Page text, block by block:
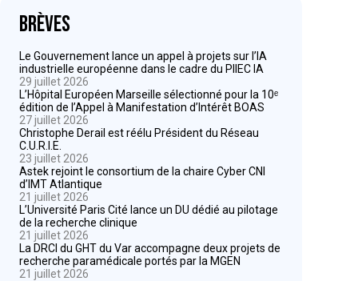
Brèves
Le Gouvernement lance un appel à projets sur l’IA
industrielle européenne dans le cadre du PIIEC IA
29 juillet 2026
L’Hôpital Européen Marseille sélectionné pour la 10ᵉ
édition de l’Appel à Manifestation d’Intérêt BOAS
27 juillet 2026
Christophe Derail est réélu Président du Réseau
C.U.R.I.E.
23 juillet 2026
Astek rejoint le consortium de la chaire Cyber CNI
d’IMT Atlantique
21 juillet 2026
L’Université Paris Cité lance un DU dédié au pilotage
de la recherche clinique
21 juillet 2026
La DRCI du GHT du Var accompagne deux projets de
recherche paramédicale portés par la MGEN
21 juillet 2026